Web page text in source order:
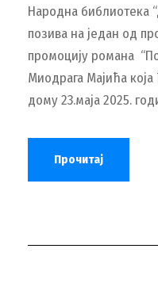
Народна библиотека
позива на један од
промоцију романа
Миодрага Мајића
дому 23.маја 2025.
Прочитај